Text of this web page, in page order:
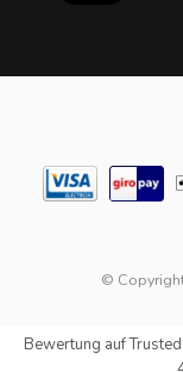
©
Bewertung auf